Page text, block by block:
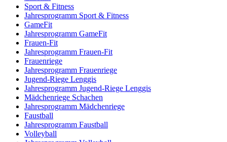
Sport & Fitness
Jahresprogramm Sport & Fitness
GameFit
Jahresprogramm GameFit
Frauen-Fit
Jahresprogramm Frauen-Fit
Frauenriege
Jahresprogramm Frauenriege
Jugend-Riege Lenggis
Jahresprogramm Jugend-Riege Lenggis
Mädchenriege Schachen
Jahresprogramm Mädchenriege
Faustball
Jahresprogramm Faustball
Volleyball